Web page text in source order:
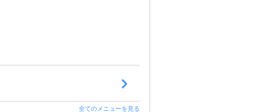
全てのメニューを見る